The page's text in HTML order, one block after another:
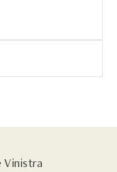
Vinistra